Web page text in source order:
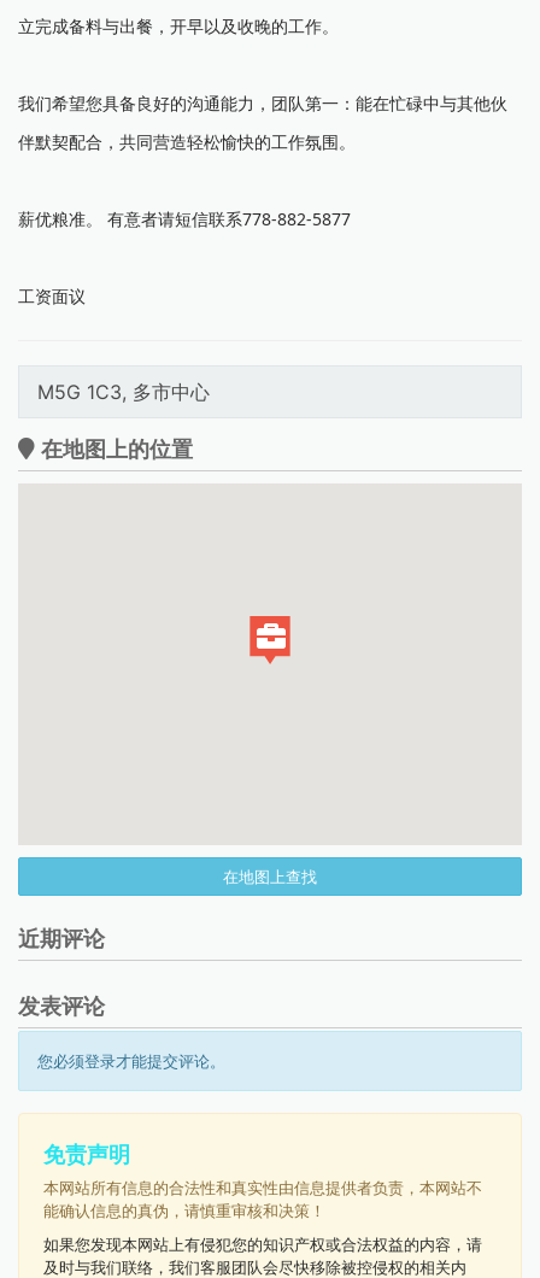
立完成备料与出餐，开早以及收晚的工作。
我们希望您具备良好的沟通能力，团队第一：能在忙碌中与其他伙
伴默契配合，共同营造轻松愉快的工作氛围。
薪优粮准。 有意者请短信联系778-882-5877
工资面议
M5G 1C3, 多市中心
在地图上的位置
在地图上查找
近期评论
发表评论
您必须登录才能提交评论。
免责声明
本网站所有信息的合法性和真实性由信息提供者负责，本网站不
能确认信息的真伪，请慎重审核和决策！
如果您发现本网站上有侵犯您的知识产权或合法权益的内容，请
及时与我们联络，我们客服团队会尽快移除被控侵权的相关内